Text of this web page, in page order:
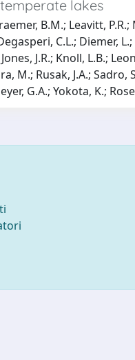
lakes
B.M.; Leavitt,
C.L.; Diemer,
Jones, J.R.; Knoll, L.B.;
M.; Rusak, J.A.;
G.A.; Yokota, K.;